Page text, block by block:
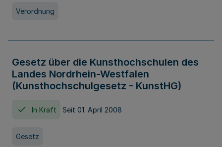
Verordnung
Gesetz über die Kunsthochschulen des
Landes Nordrhein-Westfalen
(Kunsthochschulgesetz - KunstHG)
In Kraft Seit 01. April 2008
Gesetz